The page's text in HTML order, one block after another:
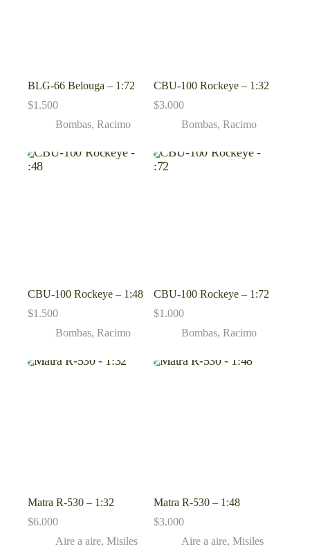
BLG-66 Belouga – 1:72
$1.500
Bombas, Racimo
CBU-100 Rockeye – 1:32
$3.000
Bombas,Racimo
CBU-100 Rockeye – 1:48
$1.500
Bombas, Racimo
CBU-100 Rockeye – 1:72
$1.000
Bombas,Racimo
Matra R-530 – 1:32
$6.000
Aire a aire, Misiles
Matra R-530 – 1:48
$3.000
Aire a aire,Misiles